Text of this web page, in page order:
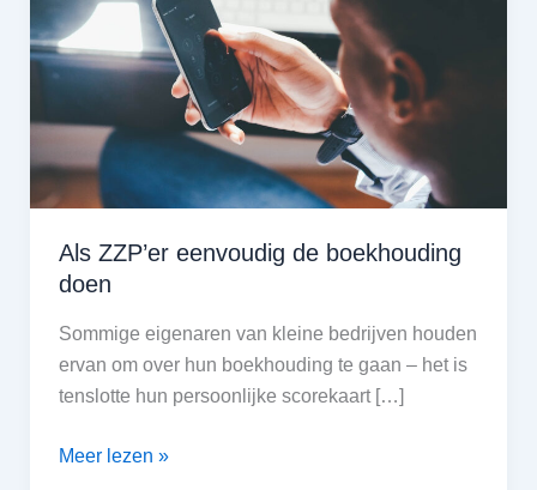
Als ZZP’er eenvoudig de boekhouding
doen
Sommige eigenaren van kleine bedrijven houden
ervan om over hun boekhouding te gaan – het is
tenslotte hun persoonlijke scorekaart […]
Als
Meer lezen »